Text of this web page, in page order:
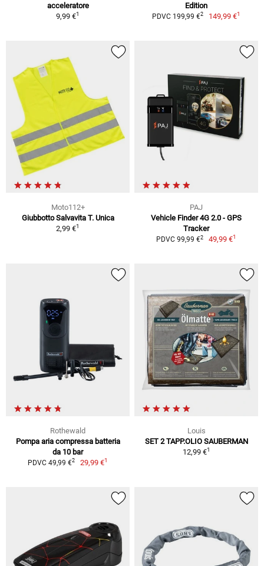
acceleratore
9,99 €1
Edition
PDVC 199,99 €2 149,99 €1
Moto112+
Giubbotto Salvavita T. Unica
2,99 €1
PAJ
Vehicle Finder 4G 2.0 - GPS
Tracker
PDVC 99,99 €2 49,99 €1
Rothewald
Pompa aria compressa batteria
da 10 bar
PDVC 49,99 €2 29,99 €1
Louis
SET 2 TAPP.OLIO SAUBERMAN
12,99 €1